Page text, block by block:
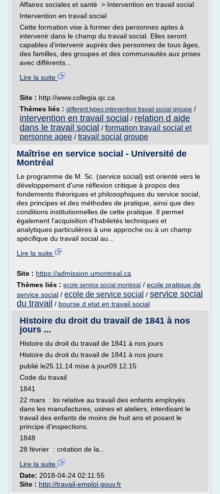
Affaires sociales et santé > Intervention en travail social
Intervention en travail social
Cette formation vise à former des personnes aptes à
intervenir dans le champ du travail social. Elles seront
capables d'intervenir auprès des personnes de tous âges,
des familles, des groupes et des communautés aux prises
avec différents...
Lire la suite
Site : http://www.collegia.qc.ca
Thèmes liés : different types intervention travail social groupe /
intervention en travail social / relation d aide
dans le travail social / formation travail social et
personne agee / travail social groupe
Maîtrise en service social - Université de
Montréal
Le programme de M. Sc. (service social) est orienté vers le
développement d'une réflexion critique à propos des
fondements théoriques et philosophiques du service social,
des principes et des méthodes de pratique, ainsi que des
conditions institutionnelles de cette pratique. Il permet
également l'acquisition d'habiletés techniques et
analytiques particulières à une approche ou à un champ
spécifique du travail social au...
Lire la suite
Site : https://admission.umontreal.ca
Thèmes liés : ecole service social montreal / ecole pratique de
service social / ecole de service social / service social
du travail / bourse d etat en travail social
Histoire du droit du travail de 1841 à nos
jours ...
Histoire du droit du travail de 1841 à nos jours
Histoire du droit du travail de 1841 à nos jours
publié le25.11.14 mise à jour09.12.15
Code du travail
1841
22 mars : loi relative au travail des enfants employés
dans les manufactures, usines et ateliers, interdisant le
travail des enfants de moins de huit ans et posant le
principe d'inspections.
1848
28 février : création de la...
Lire la suite
Date: 2018-04-24 02:11:55
Site : http://travail-emploi.gouv.fr